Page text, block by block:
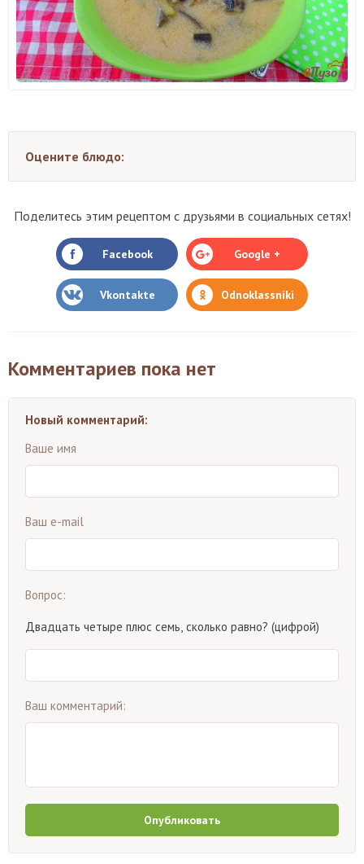
Оцените блюдо:
Поделитесь этим рецептом с друзьями в социальных сетях!
Facebook Google +
Vkontakte Odnoklassniki
Комментариев пока нет
Новый комментарий:
Ваше имя
Ваш e-mail
Вопрос:
Двадцать четыре плюс семь, сколько равно? (цифрой)
Ваш комментарий:
Опубликовать